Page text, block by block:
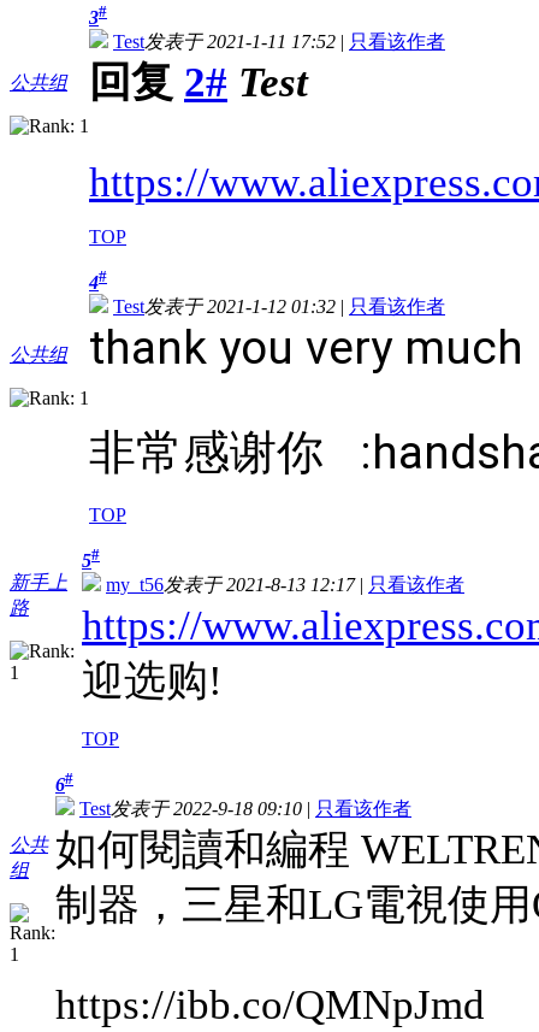
公共组
3#
Test发表于 2021-1-11 17:52 | 只看该作者
回复 2# Test
https://
TOP
公共组
4#
Test发表于 2021-1-12 01:32 | 只看该作者
thank you very much
非常感谢你
TOP
新手上
路
5#
my_t56发表于 2021-8-13 12:17| 只看该作者
https://
迎选购!
TOP
公共
组
6#
Test发表于 2022-9-18 09:10 | 只看该作者
如何閱讀和編程
制器，三星和LG電視使
https://ibb.co/QMNpJmd